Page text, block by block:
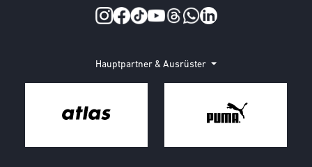
Hauptpartner & Ausrüster